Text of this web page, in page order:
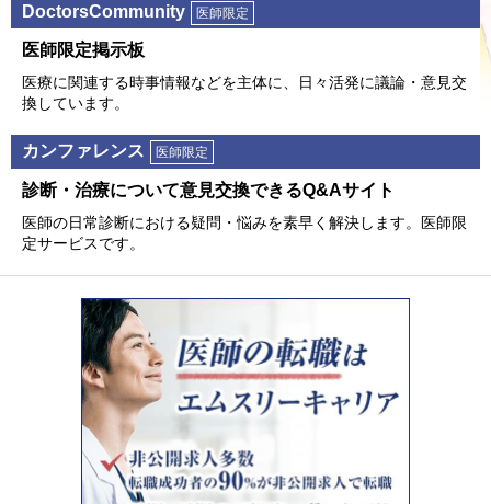
DoctorsCommunity 医師限定
医師限定掲⽰板
医療に関連する時事情報などを主体に、⽇々活発に議論・意⾒交
換しています。
カンファレンス 医師限定
診断・治療について意⾒交換できるQ&Aサイト
医師の⽇常診断における疑問・悩みを素早く解決します。医師限
定サービスです。